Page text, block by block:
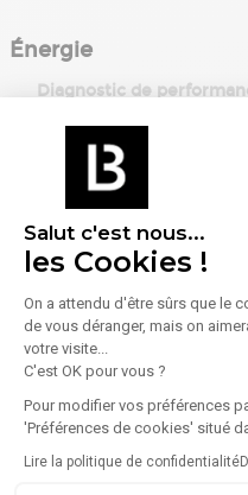
Salut c'est nous...
les Cookies !
On a attendu d'être sûrs que le
de vous déranger, mais on
votre visite...
C'est OK pour vous ?
Pour modifier vos préférences
'Préférences de cookies' situé
Lire la politique de confidentialité
Énergie
Diagnostic de
Consommation (énergie
Indice d'émission de
Émissions :Non
À propos de